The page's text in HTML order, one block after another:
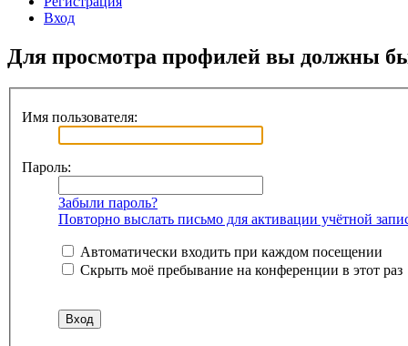
Вход
Для просмотра профилей вы должны
Имя пользователя:
Пароль:
Забыли пароль?
Повторно выслать письмо для активации учётной
Автоматически входить при каждом посещении
Скрыть моё пребывание на конференции в этот раз